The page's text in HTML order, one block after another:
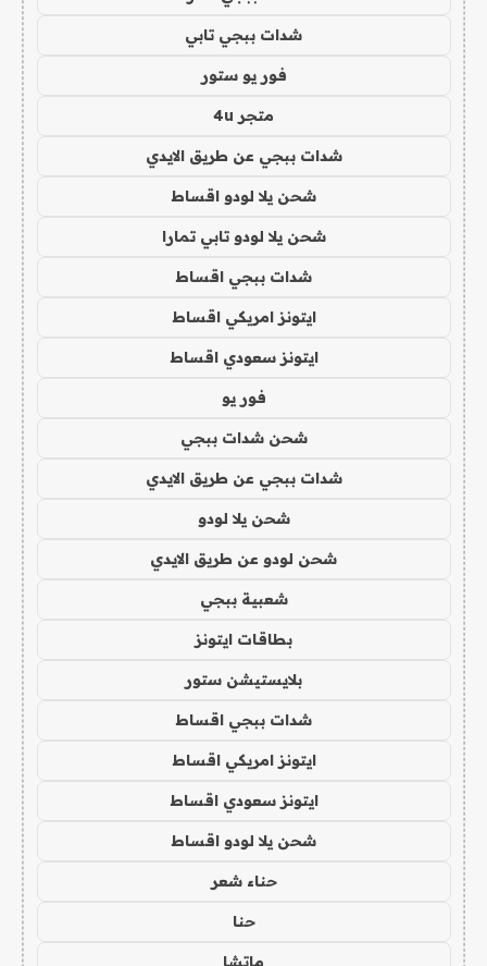
شدات ببجي تابي
فور يو ستور
متجر 4u
شدات ببجي عن طريق الايدي
شحن يلا لودو اقساط
شحن يلا لودو تابي تمارا
شدات ببجي اقساط
ايتونز امريكي اقساط
ايتونز سعودي اقساط
فور يو
شحن شدات ببجي
شدات ببجي عن طريق الايدي
شحن يلا لودو
شحن لودو عن طريق الايدي
شعبية ببجي
بطاقات ايتونز
بلايستيشن ستور
شدات ببجي اقساط
ايتونز امريكي اقساط
ايتونز سعودي اقساط
شحن يلا لودو اقساط
حناء شعر
حنا
ماتشا